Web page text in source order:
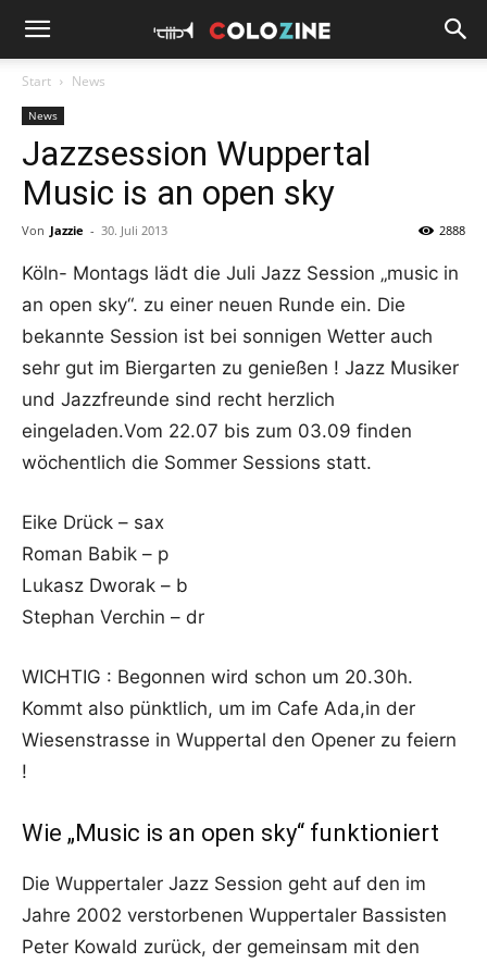
Start News
News
Jazzsession Wuppertal
Music is an open sky
Von Jazzie - 30. Juli 2013 2888
Köln- Montags lädt die Juli Jazz Session „music in
an open sky“. zu einer neuen Runde ein. Die
bekannte Session ist bei sonnigen Wetter auch
sehr gut im Biergarten zu genießen ! Jazz Musiker
und Jazzfreunde sind recht herzlich
eingeladen.Vom 22.07 bis zum 03.09 finden
wöchentlich die Sommer Sessions statt.
Eike Drück – sax
Roman Babik – p
Lukasz Dworak – b
Stephan Verchin – dr
WICHTIG : Begonnen wird schon um 20.30h.
Kommt also pünktlich, um im Cafe Ada,in der
Wiesenstrasse in Wuppertal den Opener zu feiern
!
Wie „Music is an open sky“ funktioniert
Die Wuppertaler Jazz Session geht auf den im
Jahre 2002 verstorbenen Wuppertaler Bassisten
Peter Kowald zurück, der gemeinsam mit den